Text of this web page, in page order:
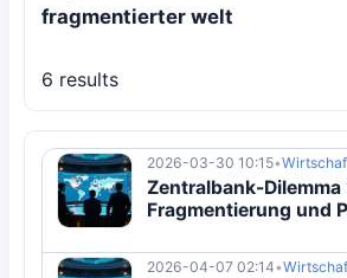
fragmentierter welt
6 results
2026-03-30 10:15•
Zentralbank-
Fragmentierung und
2026-04-07 02:14•